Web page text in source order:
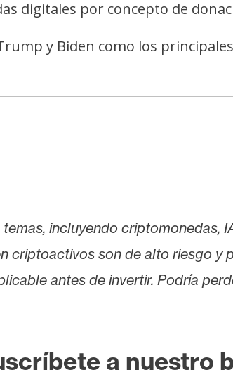
digitales por concepto de
y Biden como los principales
incluyendo criptomonedas,
criptoactivos son de alto riesgo y
antes de invertir. Podría
a nuestro